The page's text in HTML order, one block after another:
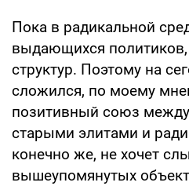
Пока в радикальной
выдающихся политиков,
структур. Поэтому на
сложился, по моему
позитивный союз
старыми элитами и
конечно же, не хочет
вышеупомянутых